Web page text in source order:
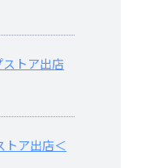
トア出店
トア出店＜